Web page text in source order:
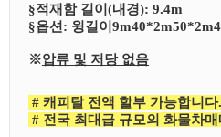
§​적재함 길이(내경): 9.4m
§​​옵션: 윙길이
※압류 및 저당 없음
# 캐피탈 전액 할부 가능합니
# 전국 최대급 규모의 화물차